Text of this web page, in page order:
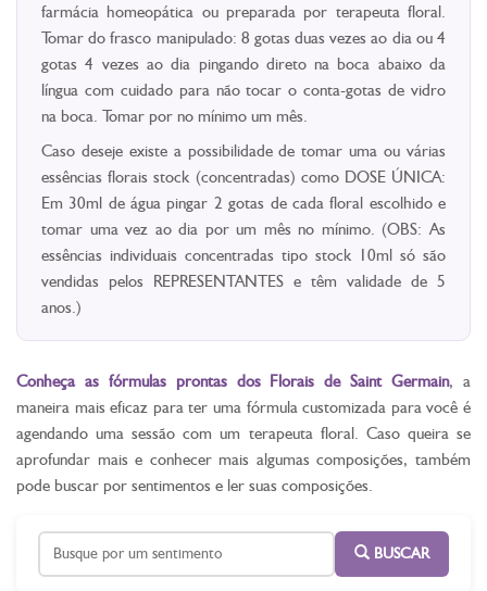
farmácia homeopática ou preparada por terapeuta floral.
Tomar do frasco manipulado: 8 gotas duas vezes ao dia ou 4
gotas 4 vezes ao dia pingando direto na boca abaixo da
língua com cuidado para não tocar o conta-gotas de vidro
na boca. Tomar por no mínimo um mês.
Caso deseje existe a possibilidade de tomar uma ou várias
essências florais stock (concentradas) como DOSE ÚNICA:
Em 30ml de água pingar 2 gotas de cada floral escolhido e
tomar uma vez ao dia por um mês no mínimo. (OBS: As
essências individuais concentradas tipo stock 10ml só são
vendidas pelos REPRESENTANTES e têm validade de 5
anos.)
Conheça as fórmulas prontas dos Florais de Saint Germain, a
maneira mais eficaz para ter uma fórmula customizada para você é
agendando uma sessão com um terapeuta floral. Caso queira se
aprofundar mais e conhecer mais algumas composições, também
pode buscar por sentimentos e ler suas composições.
BUSCAR